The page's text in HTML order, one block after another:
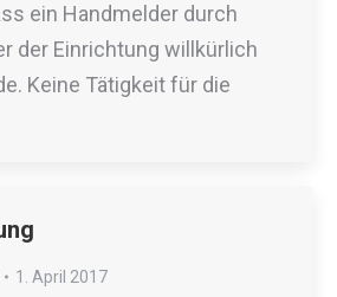
ein Handmelder durch
der Einrichtung willkürlich
Keine Tätigkeit für die
1. April 2017